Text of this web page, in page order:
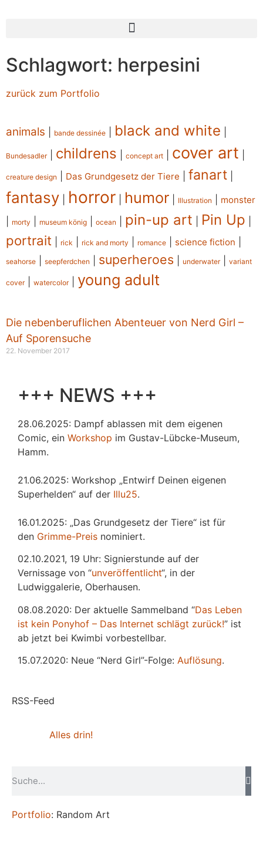
Schlagwort: herpesini
zurück zum Portfolio
animals bande dessinée black and white
Bundesadler| childrens concept art cover art
creature design Das Grundgesetz der Tiere fanart
fantasy horror humor Illustration monster
morty museum könig ocean pin-up art Pin Up
portrait rick rick and morty romance science fiction
seahorse seepferdchen superheroes underwater| variant
cover| watercolor| young adult
Die nebenberuflichen Abenteuer von Nerd Girl –
Auf Sporensuche
22. November 2017
+++ NEWS +++
28.06.2025: Dampf ablassen mit dem eigenen
Comic, ein Workshop im Gustav-Lübcke-Museum,
Hamm.
21.06.2025: Workshop „Entwirf Deinen eigenen
Superhelden“ auf der Illu25.
16.01.2025: „Das Grundgesetz der Tiere“ ist für
den Grimme-Preis nominiert.
02.10.2021, 19 Uhr: Signierstunde auf der
Vernissage von “unveröffentlicht“, in der
Ludwiggalerie, Oberhausen.
08.08.2020: Der aktuelle Sammelband “Das Leben
ist kein Ponyhof – Das Internet schlägt zurück!” ist
ab jetzt bei Kwimbi vorbestellbar.
15.07.2020: Neue “Nerd Girl”-Folge: Auflösung.
RSS-Feed
Alles drin!
Portfolio: Random Art